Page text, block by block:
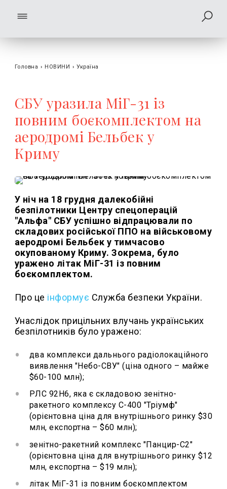
Головна › НОВИНИ › Україна
СБУ уразила МіГ-31 із
повним боєкомплектом на
аеродромі Бельбек у
Криму
У ніч на 18 грудня далекобійні
безпілотники Центру спецоперацій
"Альфа" СБУ успішно відпрацювали по
складових російської ППО на військовому
аеродромі Бельбек у тимчасово
окупованому Криму. Зокрема, було
уражено літак МіГ-31 із повним
боєкомплектом.
Про це інформує Служба безпеки України.
Унаслідок прицільних влучань українських
безпілотників було уражено:
два комплекси дальнього радіолокаційного
виявлення "Небо-СВУ" (ціна одного – майже
$60-100 млн);
РЛС 92Н6, яка є складовою зенітно-
ракетного комплексу С-400 "Тріумф"
(орієнтовна ціна для внутрішнього ринку $30
млн, експортна – $60 млн);
зенітно-ракетний комплекс "Панцир-С2"
(орієнтовна ціна для внутрішнього ринку $12
млн, експортна – $19 млн);
літак МіГ-31 із повним боєкомплектом